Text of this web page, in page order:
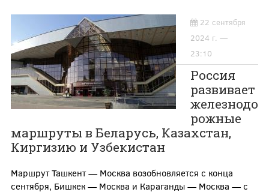
22 сентября
2024 г. —
23:10
Россия
развивает
железнодо
рожные
маршруты в Беларусь, Казахстан,
Киргизию и Узбекистан
Маршрут Ташкент — Москва возобновляется с конца
сентября, Бишкек — Москва и Караганды — Москва — с